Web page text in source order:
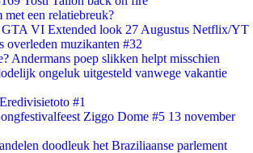
een relatiebreuk?
VI Extended look 27 Augustus Netflix/YT
overleden muzikanten #32
Andermans poep slikken helpt misschien
ongeluk uitgesteld vanwege vakantie
#1
Ziggo Dome #5 13 november
doodleuk het Braziliaanse parlement